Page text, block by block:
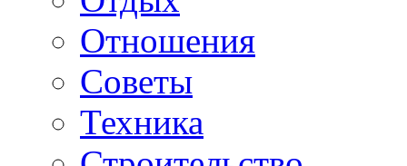
Отношения
Советы
Техника